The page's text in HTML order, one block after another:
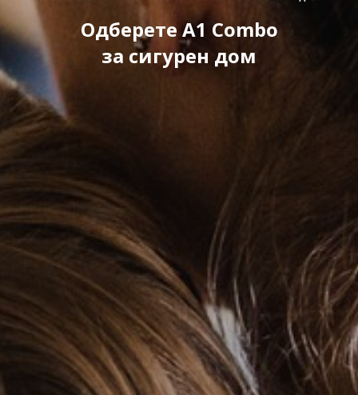
Одберете А1 Combo
за сигурен дом